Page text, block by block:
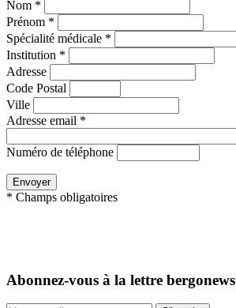
Nom *
Prénom *
Spécialité médicale *
Institution *
Adresse
Code Postal
Ville
Adresse email *
Numéro de téléphone
* Champs obligatoires
Abonnez-vous à la lettre bergonews